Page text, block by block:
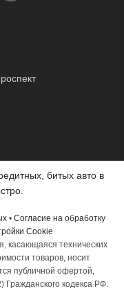
битых авто в
• Согласие на обработку
Cookie
касающаяся технических
товаров, носит
публичной офертой,
кодекса РФ.